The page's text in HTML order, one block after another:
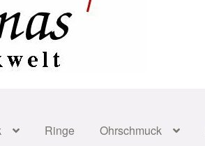
Ringe Ohrschmuck